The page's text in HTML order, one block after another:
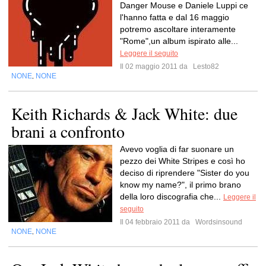
Danger Mouse e Daniele Luppi ce
l'hanno fatta e dal 16 maggio
potremo ascoltare interamente
"Rome",un album ispirato alle...
Leggere il seguito
Il 02 maggio 2011 da
Lesto82
NONE NONE
Keith Richards & Jack White: due
brani a confronto
Avevo voglia di far suonare un
pezzo dei White Stripes e così ho
deciso di riprendere "Sister do you
know my name?", il primo brano
della loro discografia che...
Leggere il
seguito
Il 04 febbraio 2011 da
Wordsinsound
NONE NONE